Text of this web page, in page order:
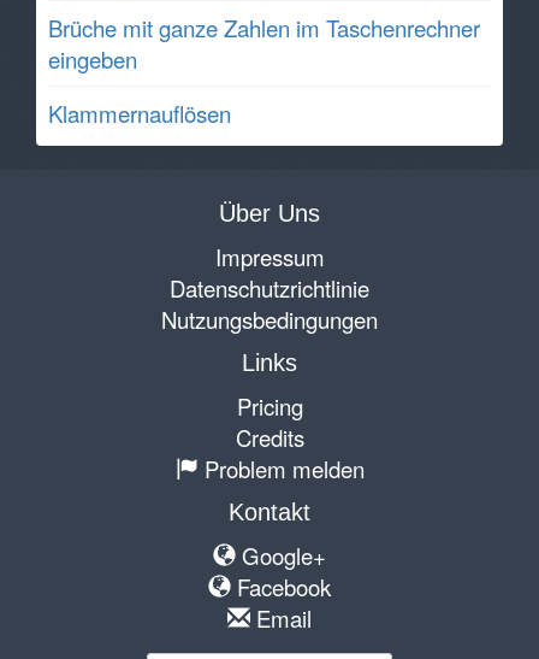
Brüche mit ganze Zahlen im Taschenrechner
eingeben
Klammernauflösen
Über Uns
Impressum
Datenschutzrichtlinie
Nutzungsbedingungen
Links
Pricing
Credits
Problem melden
Kontakt
Google+
Facebook
Email